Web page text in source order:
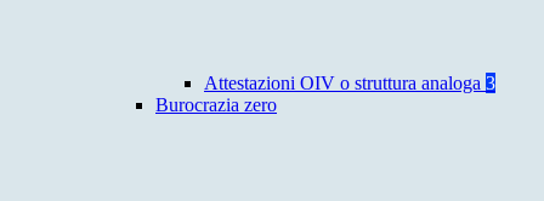
Attestazioni OIV o struttura analoga 3
Burocrazia zero